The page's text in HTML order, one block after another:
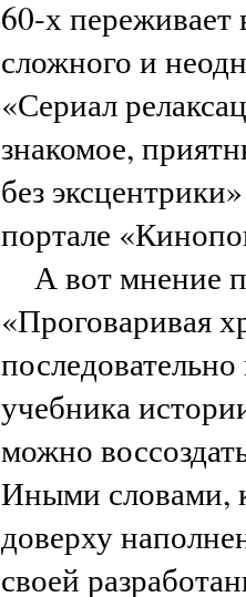
60-х
сложного и
«Сериал
знакомое,
без
портале
А вот мнение
«Проговаривая
учебника
можно
Иными словами,
доверху
своей